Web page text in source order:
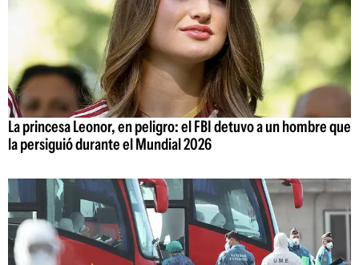
La princesa Leonor, en peligro: el FBI detuvo a un hombre que
la persiguió durante el Mundial 2026